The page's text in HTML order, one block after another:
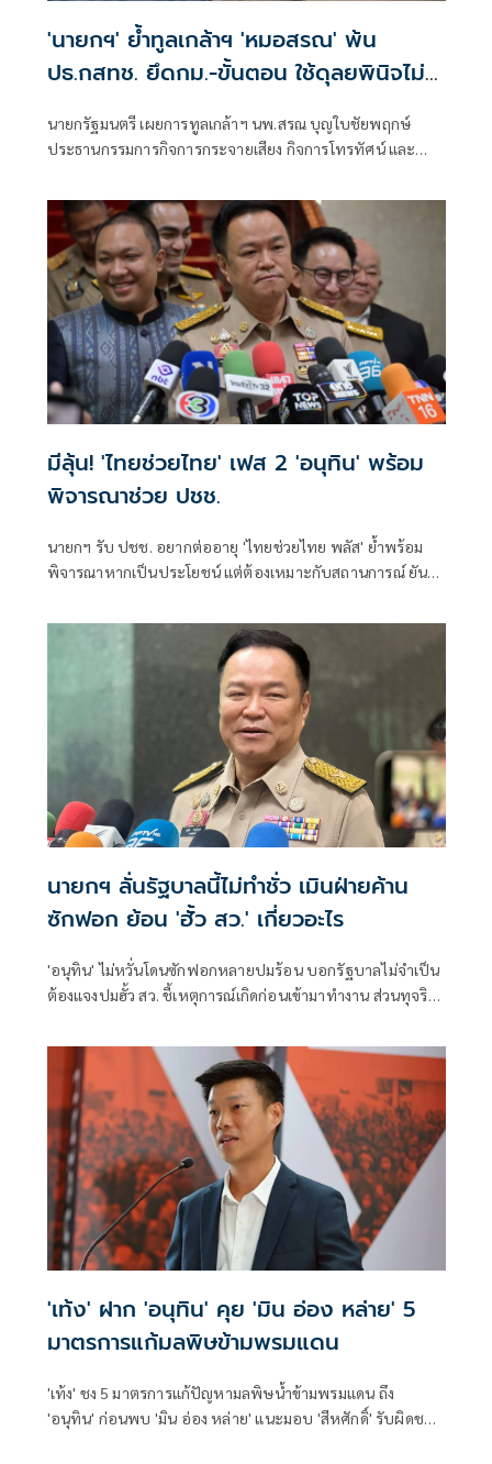
'นายกฯ' ย้ำทูลเกล้าฯ 'หมอสรณ' พ้น
ปธ.กสทช. ยึดกม.-ขั้นตอน ใช้ดุลยพินิจไม่
นายกรัฐมนตรี เผยการทูลเกล้าฯ นพ.สรณ บุญใบชัยพฤกษ์
ประธานกรรมการกิจการกระจายเสียง กิจการโทรทัศน์ และ
มีลุ้น! 'ไทยช่วยไทย' เฟส 2 'อนุทิน' พร้อม
พิจารณาช่วย ปชช.
นายกฯ รับ ปชช. อยากต่ออายุ 'ไทยช่วยไทย พลัส' ย้ำพร้อม
พิจารณาหากเป็นประโยชน์ แต่ต้องเหมาะกับสถานการณ์ ยัน
มันเย็น'
นายกฯ ลั่นรัฐบาลนี้ไม่ทำชั่ว เมินฝ่ายค้าน
ซักฟอก ย้อน 'ฮั้ว สว.' เกี่ยวอะไร
'อนุทิน' ไม่หวั่นโดนซักฟอกหลายปมร้อน บอกรัฐบาลไม่จำเป็น
ต้องแจงปมฮั้ว สว. ชี้เหตุการณ์เกิดก่อนเข้ามาทำงาน ส่วนทุจริต
'เท้ง' ฝาก 'อนุทิน' คุย 'มิน อ่อง หล่าย' 5
มาตรการแก้มลพิษข้ามพรมแดน
'เท้ง' ชง 5 มาตรการแก้ปัญหามลพิษน้ำข้ามพรมแดน ถึง
'อนุทิน' ก่อนพบ 'มิน อ่อง หล่าย' แนะมอบ 'สีหศักดิ์' รับผิดชอบ